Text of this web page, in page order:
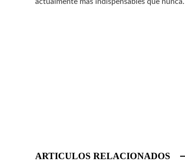
ARTICULOS RELACIONADOS